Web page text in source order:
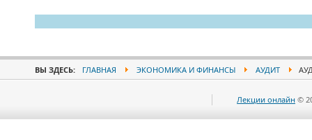
ВЫ ЗДЕСЬ: ГЛАВНАЯ ЭКОНОМИКА И ФИНАНСЫ АУДИТ
Лекции онлайн ©